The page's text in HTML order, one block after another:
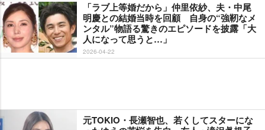
「ラブ上等婚だから」仲里依紗、夫・中尾
明慶との結婚当時を回顧 自身の“強靭なメ
ンタル”物語る驚きのエピソードを披露「大
人になって思うと…」
2026-04-22
元TOKIO・長瀬智也、若くしてスターにな